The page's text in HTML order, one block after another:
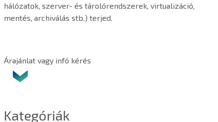
hálózatok, szerver- és tárolórendszerek, virtualizáció,
mentés, archiválás stb.) terjed.
Árajánlat vagy infó kérés
Kategóriák